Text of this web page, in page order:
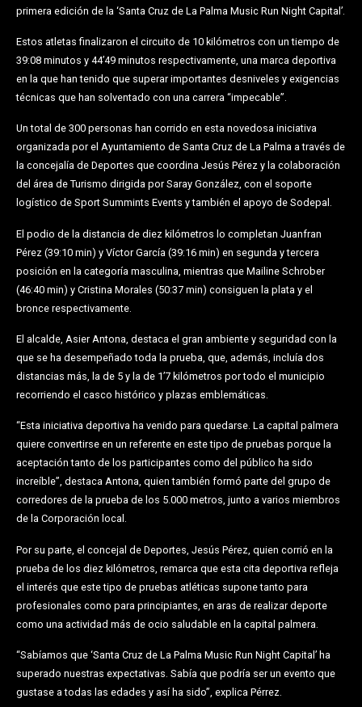
primera edición de la ‘Santa Cruz de La Palma Music Run Night Capital’.
Estos atletas finalizaron el circuito de 10 kilómetros con un tiempo de
39:08 minutos y 44’49 minutos respectivamente, una marca deportiva
en la que han tenido que superar importantes desniveles y exigencias
técnicas que han solventado con una carrera “impecable”.
Un total de 300 personas han corrido en esta novedosa iniciativa
organizada por el Ayuntamiento de Santa Cruz de La Palma a través de
la concejalía de Deportes que coordina Jesús Pérez y la colaboración
del área de Turismo dirigida por Saray González, con el soporte
logístico de Sport Summints Events y también el apoyo de Sodepal.
El podio de la distancia de diez kilómetros lo completan Juanfran
Pérez (39:10 min) y Víctor García (39:16 min) en segunda y tercera
posición en la categoría masculina, mientras que Mailine Schrober
(46:40 min) y Cristina Morales (50:37 min) consiguen la plata y el
bronce respectivamente.
El alcalde, Asier Antona, destaca el gran ambiente y seguridad con la
que se ha desempeñado toda la prueba, que, además, incluía dos
distancias más, la de 5 y la de 1’7 kilómetros por todo el municipio
recorriendo el casco histórico y plazas emblemáticas.
“Esta iniciativa deportiva ha venido para quedarse. La capital palmera
quiere convertirse en un referente en este tipo de pruebas porque la
aceptación tanto de los participantes como del público ha sido
increíble”, destaca Antona, quien también formó parte del grupo de
corredores de la prueba de los 5.000 metros, junto a varios miembros
de la Corporación local.
Por su parte, el concejal de Deportes, Jesús Pérez, quien corrió en la
prueba de los diez kilómetros, remarca que esta cita deportiva refleja
el interés que este tipo de pruebas atléticas supone tanto para
profesionales como para principiantes, en aras de realizar deporte
como una actividad más de ocio saludable en la capital palmera.
“Sabíamos que ‘Santa Cruz de La Palma Music Run Night Capital’ ha
superado nuestras expectativas. Sabía que podría ser un evento que
gustase a todas las edades y así ha sido”, explica Pérrez.